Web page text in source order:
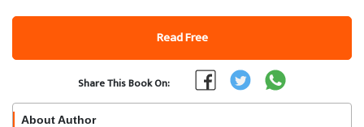
Read Free
Share This Book On:
About Author